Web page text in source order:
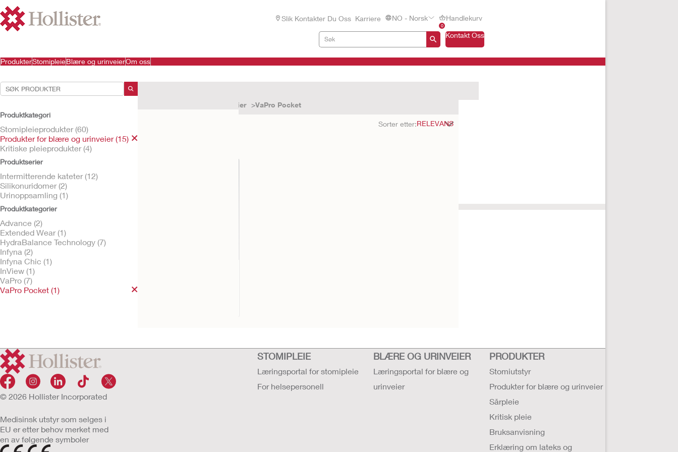
Slik Kontakter Du Oss Karriere NO - Norsk
0
Handlekurv
Kontakt Oss
ProdukterStomipleieBlære og urinveierOm oss
Produktkategori
Stomipleieprodukter (60)
Produkter for blære og urinveier (15)
Kritiske pleieprodukter (4)
Produktserier
Intermitterende kateter (12)
Silikonuridomer (2)
Urinoppsamling (1)
Produktkategorier
Advance (2)
Extended Wear (1)
HydraBalance Technology (7)
Infyna (2)
Infyna Chic (1)
InView (1)
VaPro (7)
VaPro Pocket (1)
Produkter for blære og urinveier
VaPro Pocket
Sorter etter:
© 2026 Hollister Incorporated
Medisinsk utstyr som selges i
EU er etter behov merket med
en av følgende symboler
STOMIPLEIE
Læringsportal for stomipleie
For helsepersonell
BLÆRE OG URINVEIER
Læringsportal for blære og
urinveier
PRODUKTER
Stomiutstyr
Produkter for blære og urinveier
Sårpleie
Kritisk pleie
Bruksanvisning
Erklæring om lateks og